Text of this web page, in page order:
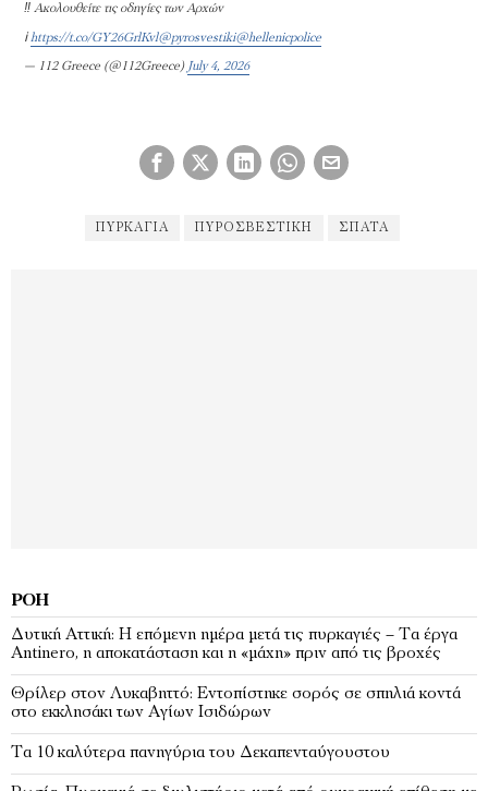
‼️ Ακολουθείτε τις οδηγίες των Αρχών
ℹ️https://t.co/GY26GrlKvl@pyrosvestiki@hellenicpolice
— 112 Greece (@112Greece) July 4, 2026
ΠΥΡΚΑΓΙΑ ΠΥΡΟΣΒΕΣΤΙΚΉ ΣΠΑΤΑ
ΡΟΉ
Δυτική Αττική: Η επόμενη ημέρα μετά τις πυρκαγιές – Τα έργα
Antinero, η αποκατάσταση και η «μάχη» πριν από τις βροχές
Θρίλερ στον Λυκαβηττό: Εντοπίστηκε σορός σε σπηλιά κοντά
στο εκκλησάκι των Αγίων Ισιδώρων
Τα 10 καλύτερα πανηγύρια του Δεκαπενταύγουστου